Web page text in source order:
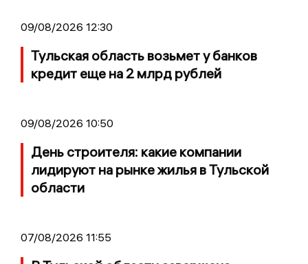
09/08/2026 12:30
Тульская область возьмет у банков
кредит еще на 2 млрд рублей
09/08/2026 10:50
День строителя: какие компании
лидируют на рынке жилья в Тульской
области
07/08/2026 11:55